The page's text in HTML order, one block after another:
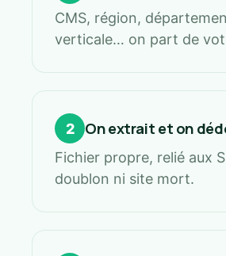
CMS, région,
verticale… on part de
2 On extrait et on
Fichier propre, relié aux
doublon ni site mort.